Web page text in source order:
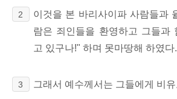
2
이것을 본 바리사이파 사람들과
람은 죄인들을 환영하고 그들과
고 있구나!" 하며 못마땅해 하였다.
3 그래서 예수께서는 그들에게 비